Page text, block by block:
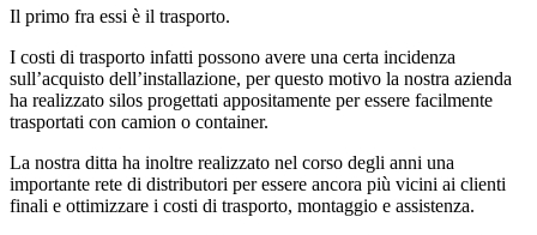
Il primo fra essi è il trasporto.
I costi di trasporto infatti possono avere una certa incidenza
sull’acquisto dell’installazione, per questo motivo la nostra azienda
ha realizzato silos progettati appositamente per essere facilmente
trasportati con camion o container.
La nostra ditta ha inoltre realizzato nel corso degli anni una
importante rete di distributori per essere ancora più vicini ai clienti
finali e ottimizzare i costi di trasporto, montaggio e assistenza.